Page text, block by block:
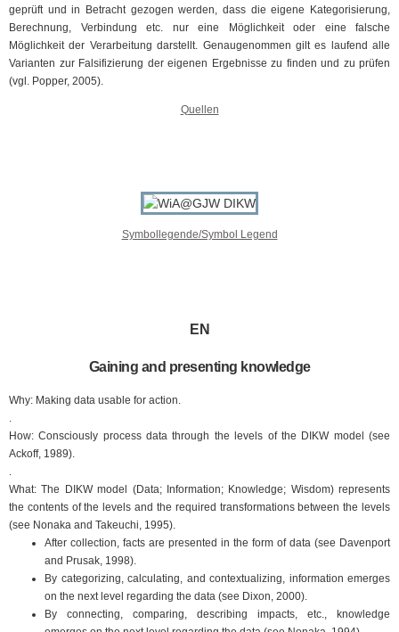
geprüft und in Betracht gezogen werden, dass die eigene Kategorisierung,
Berechnung, Verbindung etc. nur eine Möglichkeit oder eine falsche
Möglichkeit der Verarbeitung darstellt. Genaugenommen gilt es laufend alle
Varianten zur Falsifizierung der eigenen Ergebnisse zu finden und zu prüfen
(vgl. Popper, 2005).
Quellen
Symbollegende/Symbol Legend
EN
Gaining and presenting knowledge
Why: Making data usable for action.
.
How: Consciously process data through the levels of the DIKW model (see
Ackoff, 1989).
.
What: The DIKW model (Data; Information; Knowledge; Wisdom) represents
the contents of the levels and the required transformations between the levels
(see Nonaka and Takeuchi, 1995).
After collection, facts are presented in the form of data (see Davenport
and Prusak, 1998).
By categorizing, calculating, and contextualizing, information emerges
on the next level regarding the data (see Dixon, 2000).
By connecting, comparing, describing impacts, etc., knowledge